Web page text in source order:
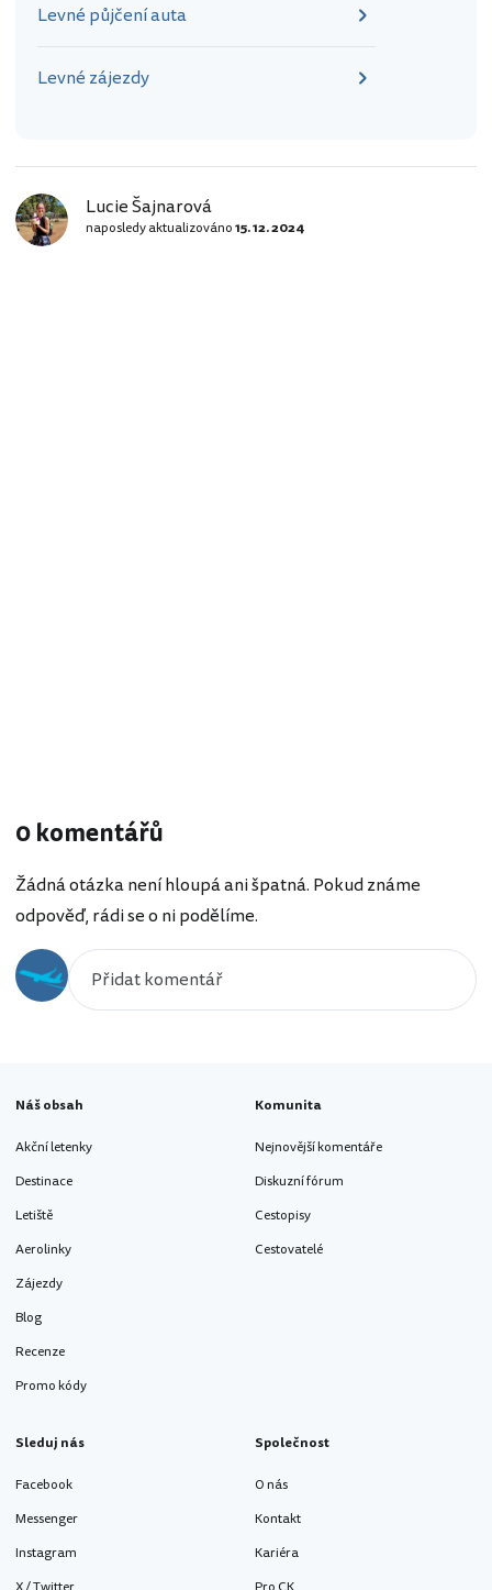
Levné půjčení auta
Levné zájezdy
Lucie Šajnarová
naposledy aktualizováno15. 12. 2024
0 komentářů
Žádná otázka není hloupá ani špatná. Pokud známe
odpověď, rádi se o ni podělíme.
Náš obsah
Akční letenky
Destinace
Letiště
Aerolinky
Zájezdy
Blog
Recenze
Promo kódy
Komunita
Nejnovější komentáře
Diskuzní fórum
Cestopisy
Cestovatelé
Sleduj nás
Facebook
Messenger
Instagram
Společnost
O nás
Kontakt
Kariéra